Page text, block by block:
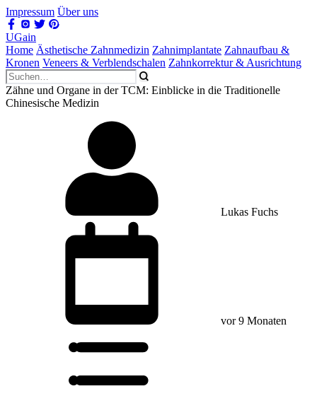
Impressum Über uns
UGain
Home Ästhetische Zahnmedizin Zahnimplantate Zahnaufbau &
Kronen Veneers & Verblendschalen Zahnkorrektur & Ausrichtung
Zähne und Organe in der TCM: Einblicke in die Traditionelle
Chinesische Medizin
Lukas Fuchs
vor 9 Monaten